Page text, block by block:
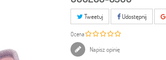
Tweetuj Udostępnij
Ocena
Napisz opinię